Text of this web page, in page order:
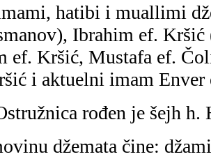
hatibi i muallimi
Ibrahim ef.
ef. Kršić, Mustafa ef.
i aktuelni imam Enver
rođen je šejh
džemata čine: